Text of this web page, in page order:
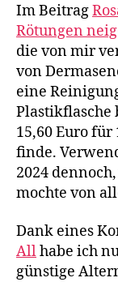
Im Beitrag
Rötungen
die von mir
von
eine
Plastikflasche
15,60 Euro
finde.
2024
mochte von
Dank eines
Allhabe ich
günstige